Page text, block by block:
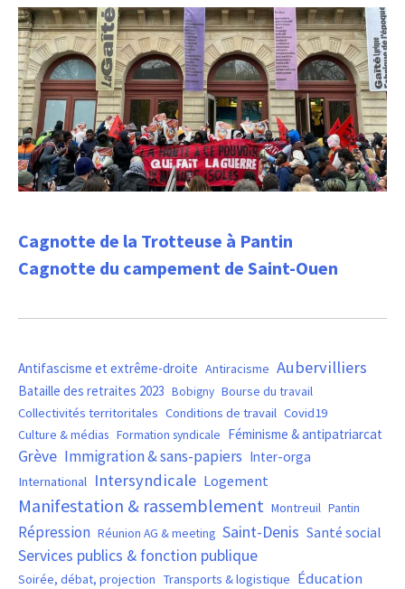
Cagnotte de la Trotteuse à Pantin
Cagnotte du campement de Saint-Ouen
Antifascisme et extrême-droite Antiracisme Aubervilliers
Bataille des retraites 2023 Bobigny Bourse du travail
Collectivités territoritales Conditions de travail Covid19
Culture & médias Formation syndicale Féminisme & antipatriarcat
Grève Immigration & sans-papiers Inter-orga
International Intersyndicale Logement
Manifestation & rassemblement Montreuil Pantin
Répression Réunion AG & meeting Saint-Denis Santé social
Services publics & fonction publique
Soirée, débat, projection Transports & logistique Éducation